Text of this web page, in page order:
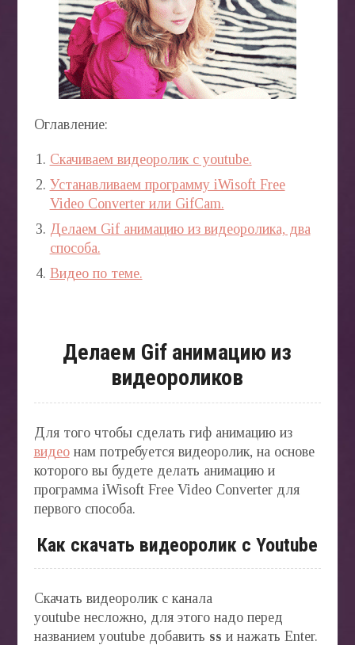
Оглавление:
Скачиваем видеоролик с youtube.
Устанавливаем программу iWisoft Free
Video Converter или GifCam.
Делаем Gif анимацию из видеоролика, два
способа.
Видео по теме.
Делаем Gif анимацию из
видеороликов
Для того чтобы сделать гиф анимацию из
видеонам потребуется видеоролик, на основе
которого вы будете делать анимацию и
программа iWisoft Free Video Converter для
первого способа.
Как скачать видеоролик с Youtube
Скачать видеоролик с канала
youtube несложно, для этого надо перед
названием youtube добавить ss и нажать Enter.